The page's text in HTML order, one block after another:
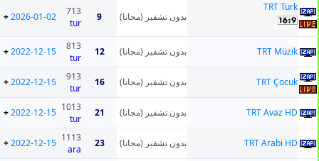
TRT Türk
بدون تشفير (مجانا)
9
713
tur
2026-01-02
+
TRT Müzik بدون تشفير (مجانا) 12
813
tur
2022-12-15
+
TRT Çocuk بدون تشفير (مجانا) 16
913
tur
2022-12-15
+
TRT Avaz HD بدون تشفير (مجانا) 21
1013
tur
2022-12-15
+
TRT Arabi HD بدون تشفير (مجانا) 23
1113
ara
2022-12-15
+